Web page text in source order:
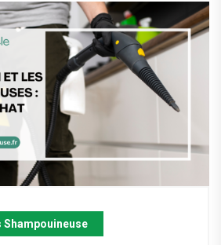
Shampouineuse